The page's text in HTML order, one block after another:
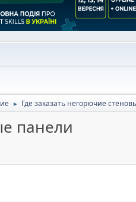
► Где заказать негорючие
панели